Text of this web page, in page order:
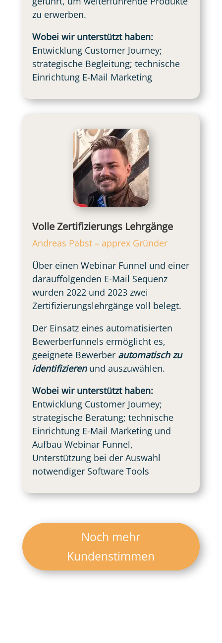
zu erwerben.
Wobei wir unterstützt haben:
Entwicklung Customer Journey;
strategische Begleitung; technische
Einrichtung E-Mail Marketing
Volle Zertifizierungs Lehrgänge
Andreas Pabst – apprex Gründer
Über einen Webinar Funnel und einer
darauffolgenden E-Mail Sequenz
wurden 2022 und 2023 zwei
Zertifizierungslehrgänge voll belegt.
Der Einsatz eines automatisierten
Bewerberfunnels ermöglicht es,
geeignete Bewerber automatisch zu
identifizierenund auszuwählen.
Wobei wir unterstützt haben:
Entwicklung Customer Journey;
strategische Beratung; technische
Einrichtung E-Mail Marketing und
Aufbau Webinar Funnel,
Unterstützung bei der Auswahl
notwendiger Software Tools
Noch mehr
Kundenstimmen